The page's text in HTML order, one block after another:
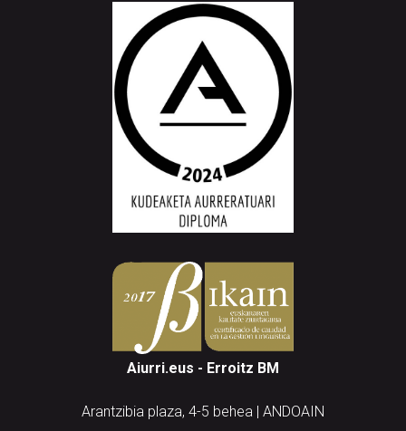
Aiurri.eus - Erroitz BM
Arantzibia plaza, 4-5 behea | ANDOAIN